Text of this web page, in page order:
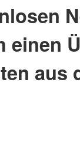
einen
aus